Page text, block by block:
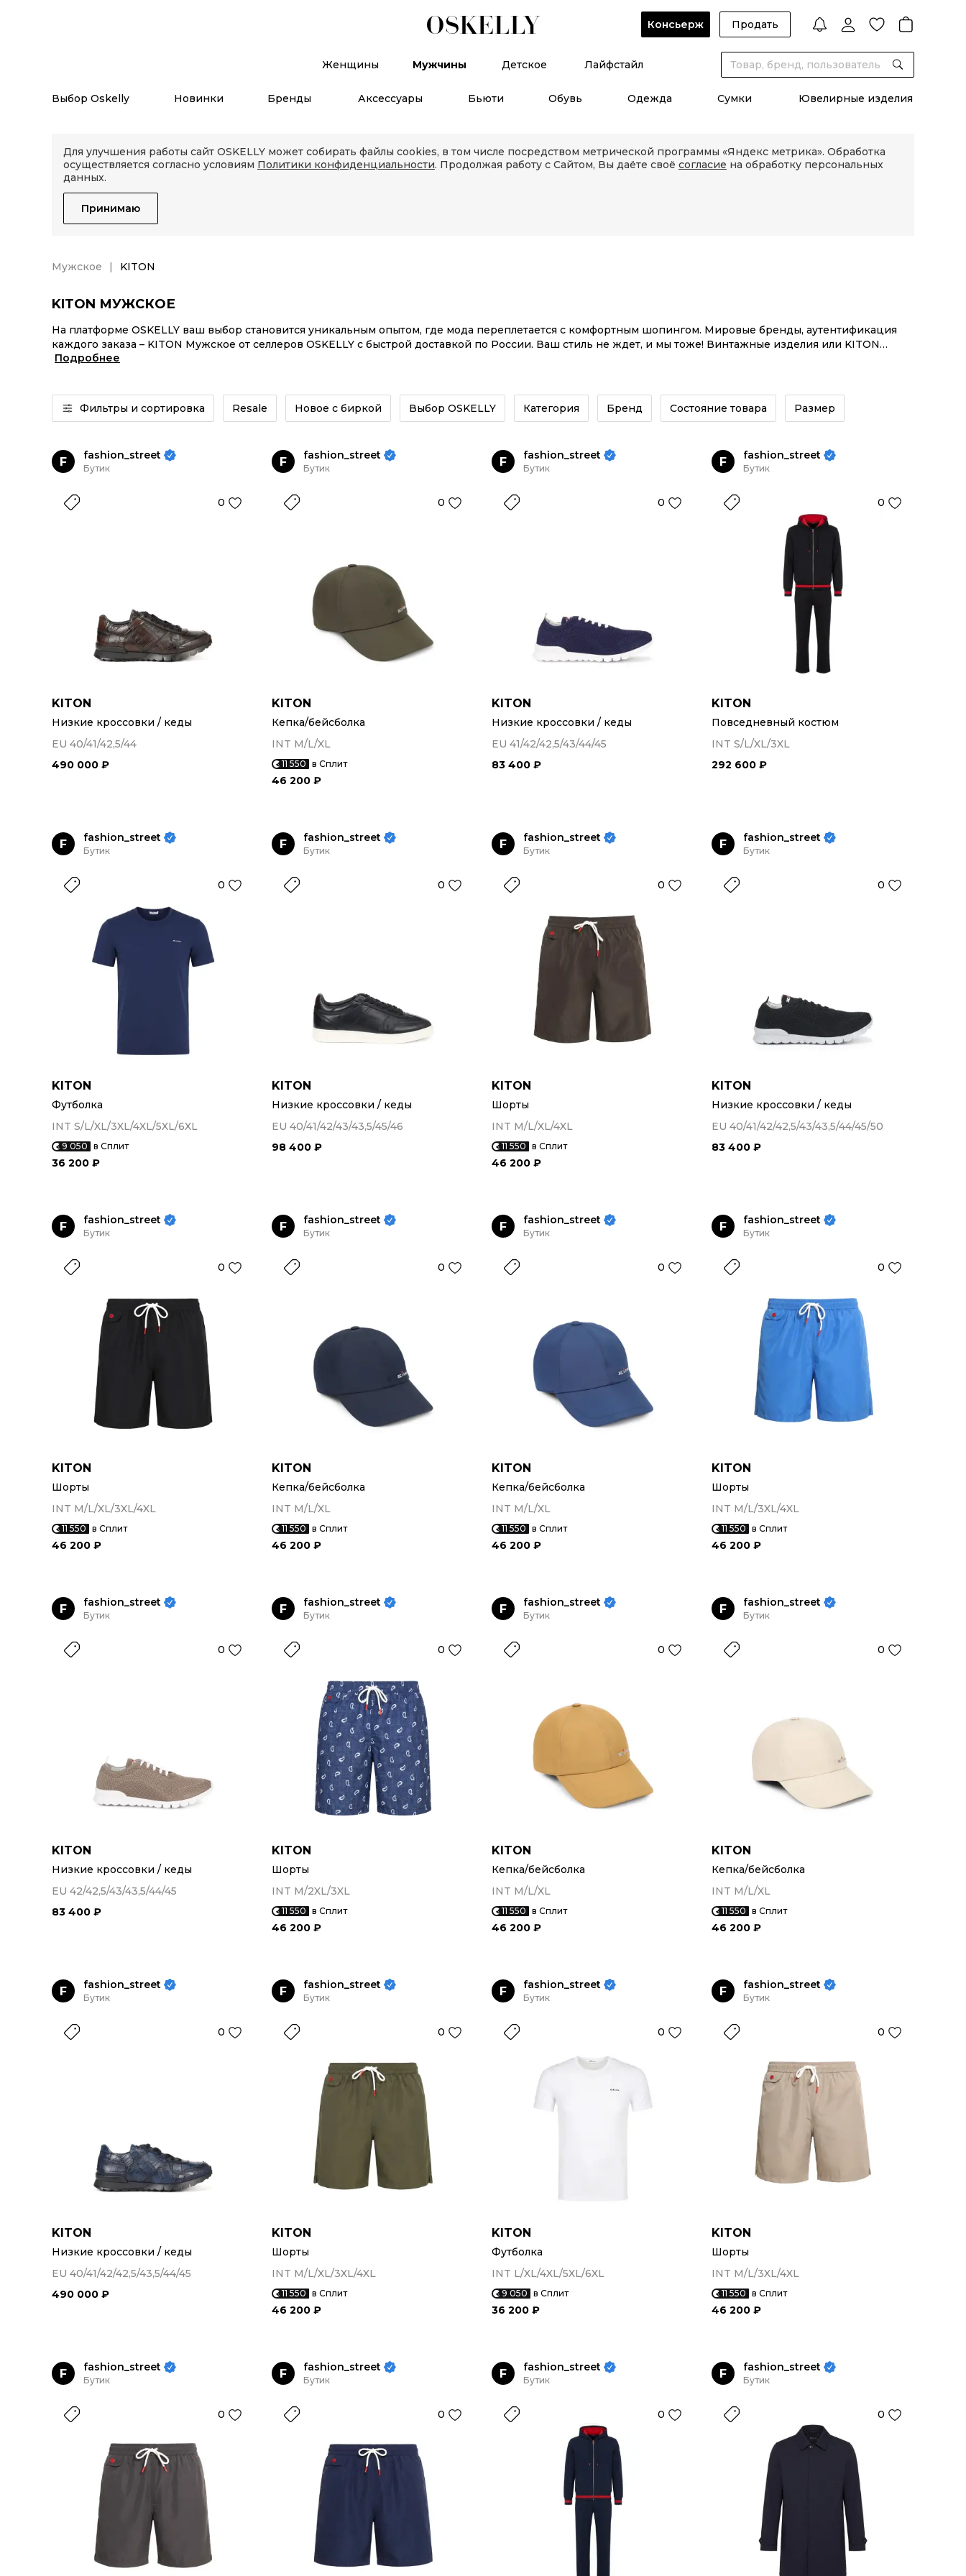
Консьерж Продать
Женщины Мужчины Детское Лайфстайл
Выбор Oskelly Новинки Бренды Аксессуары Бьюти Обувь Одежда Сумки Ювелирные изделия
Для улучшения работы сайт OSKELLY может собирать файлы cookies, в том числе посредством метрической программы «Яндекс метрика». Обработка
осуществляется согласно условиям Политики конфиденциальности. Продолжая работу с Сайтом, Вы даёте своё согласие на обработку персональных
данных.
Принимаю
Мужское KITON
KITON МУЖСКОЕ
На платформе OSKELLY ваш выбор становится уникальным опытом, где мода переплетается с комфортным шопингом. Мировые бренды, аутентификация
каждого заказа – KITON Мужское от селлеров OSKELLY с быстрой доставкой по России. Ваш стиль не ждет, и мы тоже! Винтажные изделия или KITON
Мужское из новых коллекций – заказывайте на сайте или в приложении OSKELLY с целой экосистемой инструментов.
Подробнее
Фильтры и сортировка Resale Новое с биркой Выбор OSKELLY Категория Бренд Состояние товара Размер
F fashion_street
Бутик
0
KITON
Низкие кроссовки / кеды
EU 40/41/42,5/44
490 000 ₽
F fashion_street
Бутик
0
KITON
Кепка/бейсболка
INT M/L/XL
11 550 в Сплит
46 200 ₽
F fashion_street
Бутик
0
KITON
Низкие кроссовки / кеды
EU 41/42/42,5/43/44/45
83 400 ₽
F fashion_street
Бутик
0
KITON
Повседневный костюм
INT S/L/XL/3XL
292 600 ₽
F fashion_street
Бутик
0
KITON
Футболка
INT S/L/XL/3XL/4XL/5XL/6XL
9 050 в Сплит
36 200 ₽
F fashion_street
Бутик
0
KITON
Низкие кроссовки / кеды
EU 40/41/42/43/43,5/45/46
98 400 ₽
F fashion_street
Бутик
0
KITON
Шорты
INT M/L/XL/4XL
11 550 в Сплит
46 200 ₽
F fashion_street
Бутик
0
KITON
Низкие кроссовки / кеды
EU 40/41/42/42,5/43/43,5/44/45/50
83 400 ₽
F fashion_street
Бутик
0
KITON
Шорты
INT M/L/XL/3XL/4XL
11 550 в Сплит
46 200 ₽
F fashion_street
Бутик
0
KITON
Кепка/бейсболка
INT M/L/XL
11 550 в Сплит
46 200 ₽
F fashion_street
Бутик
0
KITON
Кепка/бейсболка
INT M/L/XL
11 550 в Сплит
46 200 ₽
F fashion_street
Бутик
0
KITON
Шорты
INT M/L/3XL/4XL
11 550 в Сплит
46 200 ₽
F fashion_street
Бутик
0
KITON
Низкие кроссовки / кеды
EU 42/42,5/43/43,5/44/45
83 400 ₽
F fashion_street
Бутик
0
KITON
Шорты
INT M/2XL/3XL
11 550 в Сплит
46 200 ₽
F fashion_street
Бутик
0
KITON
Кепка/бейсболка
INT M/L/XL
11 550 в Сплит
46 200 ₽
F fashion_street
Бутик
0
KITON
Кепка/бейсболка
INT M/L/XL
11 550 в Сплит
46 200 ₽
F fashion_street
Бутик
0
KITON
Низкие кроссовки / кеды
EU 40/41/42/42,5/43,5/44/45
490 000 ₽
F fashion_street
Бутик
0
KITON
Шорты
INT M/L/XL/3XL/4XL
11 550 в Сплит
46 200 ₽
F fashion_street
Бутик
0
KITON
Футболка
INT L/XL/4XL/5XL/6XL
9 050 в Сплит
36 200 ₽
F fashion_street
Бутик
0
KITON
Шорты
INT M/L/3XL/4XL
11 550 в Сплит
46 200 ₽
F fashion_street
Бутик
0
F fashion_street
Бутик
0
F fashion_street
Бутик
0
F fashion_street
Бутик
0